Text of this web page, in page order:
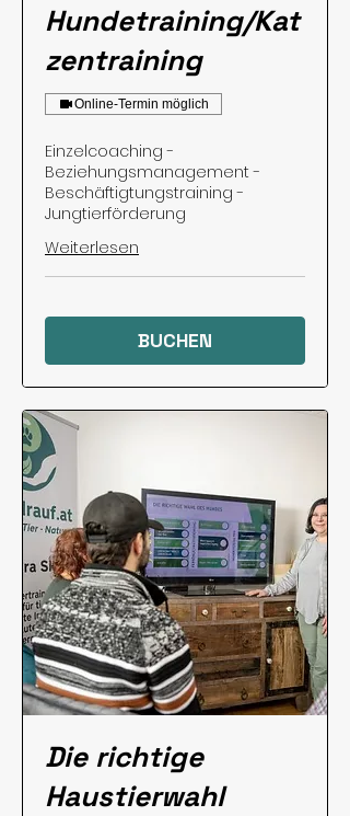
Hundetraining/Kat
zentraining
Online-Termin möglich
Einzelcoaching -
Beziehungsmanagement -
Beschäftigtungstraining -
Jungtierförderung
Weiterlesen
BUCHEN
Die richtige
Haustierwahl